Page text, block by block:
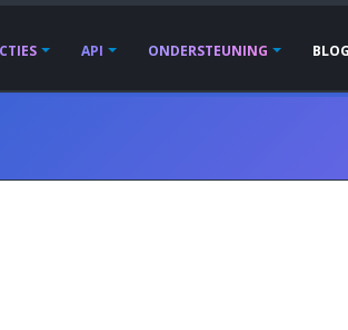
API ONDERSTEUNING BLOG